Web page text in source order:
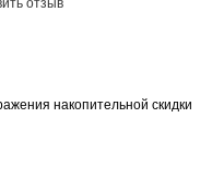
отзыв
накопительной скидки